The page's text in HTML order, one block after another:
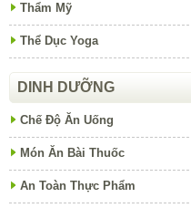
Thẩm Mỹ
Thể Dục Yoga
DINH DƯỠNG
Chế Độ Ăn Uống
Món Ăn Bài Thuốc
An Toàn Thực Phẩm